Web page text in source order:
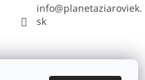
info@planetaziaroviek.
sk